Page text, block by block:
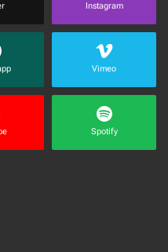
Instagram
Vimeo
Spotify